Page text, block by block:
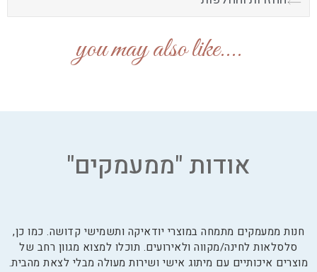
....you may also like
אודות "ממעמקים"
חנות ממעמקים מתמחה במוצרי יודאיקה ותשמישי קדושה. כמו כן,
סלסלאות לחינה/מקווה ולאירועים. תוכלו למצוא מגוון רחב של
מוצרים איכותיים עם מיתוג אישי ושירות מעולה מבלי לצאת מהבית.